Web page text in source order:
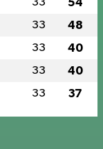
33 54
33 48
33 40
33 40
33 37